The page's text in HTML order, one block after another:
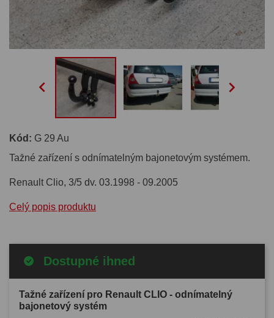
 
Kód: G 29 Au
Tažné zařízení s odnímatelným bajonetovým systémem.
Renault Clio, 3/5 dv. 03.1998 - 09.2005
Celý popis produktu
Dostupné ihned
Tažné zařízení pro Renault CLIO - odnímatelný
bajonetový systém